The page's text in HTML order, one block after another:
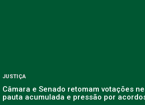
JUSTIÇA
Câmara e Senado retomam votações
pauta acumulada e pressão por